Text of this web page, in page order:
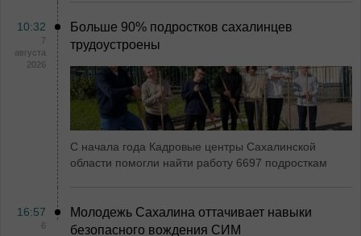
10:32
7
августа
2026
Больше 90% подростков сахалинцев
трудоустроены
С начала года Кадровые центры Сахалинской
области помогли найти работу 6697 подросткам
16:57
6
Молодежь Сахалина оттачивает навыки
безопасного вождения СИМ